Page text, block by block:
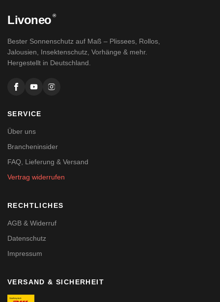
Livoneo ®
Bester Sonnenschutz auf Maß – Plissees, Rollos,
Jalousien, Insektenschutz, Vorhänge & mehr.
Hergestellt in Deutschland.
SERVICE
Über uns
Brancheninsider
FAQ, Lieferung & Versand
Vertrag widerrufen
RECHTLICHES
AGB & Widerruf
Datenschutz
Impressum
VERSAND & SICHERHEIT